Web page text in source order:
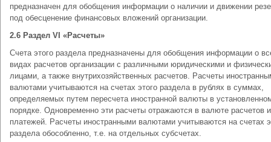
предназначен для обобщения информации о наличии и движении
под обесценение финансовых вложений организации.
2.6 Раздел VI «Расчеты»
Счета этого раздела предназначены для обобщения информации о
видах расчетов организации с различными юридическими и
лицами, а также внутрихозяйственных расчетов. Расчеты
валютами учитываются на счетах этого раздела в рублях в суммах,
определяемых путем пересчета иностранной валюты в
порядке. Одновременно эти расчеты отражаются в валюте расчетов и
платежей. Расчеты иностранными валютами учитываются на счетах
раздела обособленно, т.е. на отдельных субсчетах.